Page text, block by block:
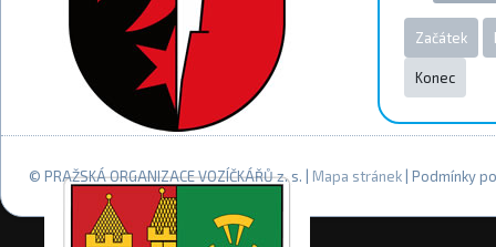
Začátek
Konec
© PRAŽSKÁ ORGANIZACE VOZÍČKÁŘŮ z. s. | Mapa stránek | Podmínky